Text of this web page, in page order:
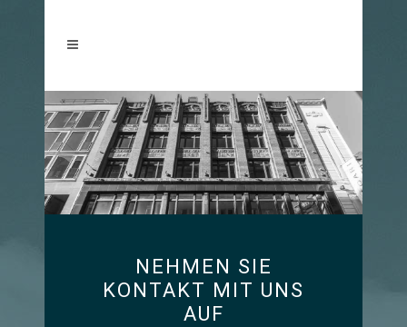
NEHMEN SIE
KONTAKT MIT UNS
AUF